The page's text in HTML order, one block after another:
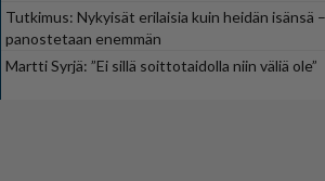
Tutkimus: Nykyisät erilaisia kuin heidän isänsä
panostetaan enemmän
Martti Syrjä: ”Ei sillä soittotaidolla niin väliä ole”